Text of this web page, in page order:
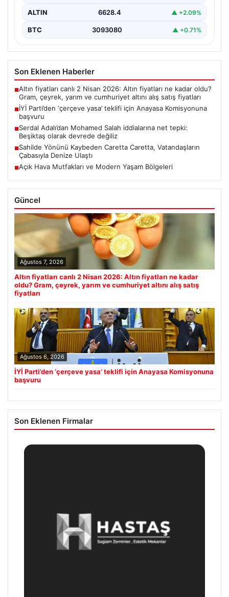
ALTIN 6628.4 ▲ +2.09%
BTC 3093080 ▲ +0.71%
Son Eklenen Haberler
■Altın fiyatları canlı 2 Nisan 2026: Altın fiyatları ne kadar oldu?
Gram, çeyrek, yarım ve cumhuriyet altını alış satış fiyatları
■İYİ Parti’den ‘çerçeve yasa’ teklifi için Anayasa Komisyonuna
başvuru
■Serdal Adalı’dan Mohamed Salah iddialarına net tepki:
Beşiktaş olarak devrede değiliz
■Sahilde Yönünü Kaybeden Caretta Caretta, Vatandaşların
Çabasıyla Denize Ulaştı
■Açık Hava Mutfakları ve Modern Yaşam Bölgeleri
Güncel
Ağustos 7, 2026
Altın fiyatları canlı 2 Nisan 2026: Altın fiyatları ne kadar
oldu? Gram, çeyrek, yarım ve cumhuriyet altını alış satış
fiyatları
Ağustos 6, 2026
İYİ Parti’den ‘çerçeve yasa’ teklifi için Anayasa Komisyonuna
başvuru
Son Eklenen Firmalar